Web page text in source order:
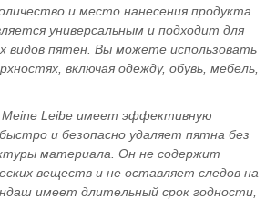
и место нанесения продукта.
универсальным и подходит для
видов пятен. Вы можете использовать
включая одежду, обувь, мебель,
Leibe имеет эффективную
и безопасно удаляет пятна без
материала. Он не содержит
веществ и не оставляет следов на
имеет длительный срок годности,